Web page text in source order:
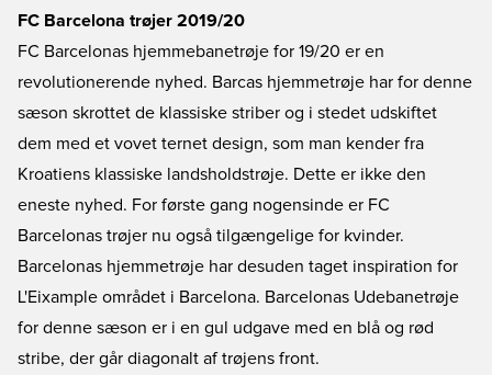
FC Barcelona trøjer 2019/20
FC Barcelonas hjemmebanetrøje for 19/20 er en
revolutionerende nyhed. Barcas hjemmetrøje har for denne
sæson skrottet de klassiske striber og i stedet udskiftet
dem med et vovet ternet design, som man kender fra
Kroatiens klassiske landsholdstrøje. Dette er ikke den
eneste nyhed. For første gang nogensinde er FC
Barcelonas trøjer nu også tilgængelige for kvinder.
Barcelonas hjemmetrøje har desuden taget inspiration for
L'Eixample området i Barcelona. Barcelonas Udebanetrøje
for denne sæson er i en gul udgave med en blå og rød
stribe, der går diagonalt af trøjens front.